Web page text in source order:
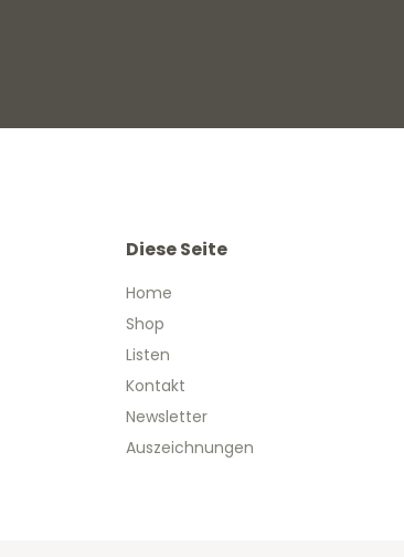
Diese Seite
Home
Shop
Listen
Kontakt
Newsletter
Auszeichnungen